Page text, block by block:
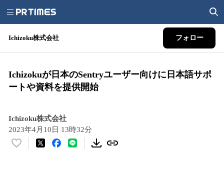
Ichizoku株式会社 フォロー
Ichizokuが日本のSentryユーザー向けに日本語サポ
ートや資料を提供開始
Ichizoku株式会社
2023年4月10日 13時32分
い